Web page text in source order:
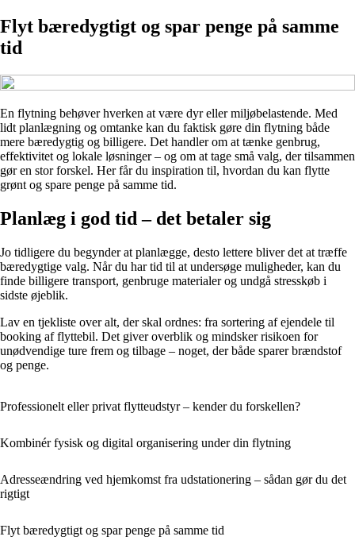
Flyt bæredygtigt og spar penge på samme
tid
En flytning behøver hverken at være dyr eller miljøbelastende. Med
lidt planlægning og omtanke kan du faktisk gøre din flytning både
mere bæredygtig og billigere. Det handler om at tænke genbrug,
effektivitet og lokale løsninger – og om at tage små valg, der tilsammen
gør en stor forskel. Her får du inspiration til, hvordan du kan flytte
grønt og spare penge på samme tid.
Planlæg i god tid – det betaler sig
Jo tidligere du begynder at planlægge, desto lettere bliver det at træffe
bæredygtige valg. Når du har tid til at undersøge muligheder, kan du
finde billigere transport, genbruge materialer og undgå stresskøb i
sidste øjeblik.
Lav en tjekliste over alt, der skal ordnes: fra sortering af ejendele til
booking af flyttebil. Det giver overblik og mindsker risikoen for
unødvendige ture frem og tilbage – noget, der både sparer brændstof
og penge.
Professionelt eller privat flytteudstyr – kender du forskellen?
Kombinér fysisk og digital organisering under din flytning
Adresseændring ved hjemkomst fra udstationering – sådan gør du det
rigtigt
Flyt bæredygtigt og spar penge på samme tid